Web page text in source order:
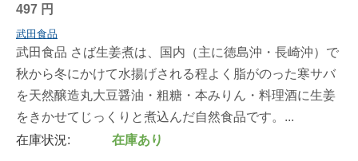
497 円
武田食品
武田食品 さば生姜煮は、国内（主に徳島沖・長崎沖）で
秋から冬にかけて水揚げされる程よく脂がのった寒サバ
を天然醸造丸大豆醤油・粗糖・本みりん・料理酒に生姜
をきかせてじっくりと煮込んだ自然食品です。...
在庫状況:
在庫あり